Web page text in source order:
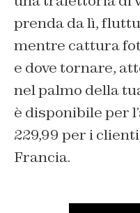
prenda da lì,
mentre cattura
e dove tornare,
nel palmo della
è disponibile per
229,99 per i
Francia.